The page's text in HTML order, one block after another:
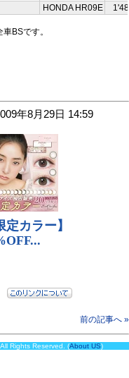
HONDA HR09E
BSです。
年8月29日 14:59
前の記事へ »
Rights Reserved. (About US)